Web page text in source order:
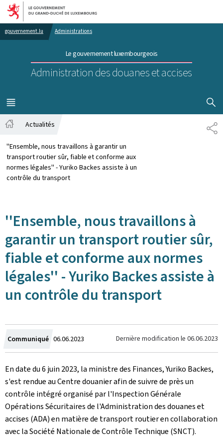
Aller au menu principal
Aller au contenu
gouvernement.lu Administrations
Le gouvernement luxembourgeois
Administration des douanes et accises
MENU
PRINCIPAL
Actualités
''Ensemble, nous travaillons à garantir un
transport routier sûr, fiable et conforme aux
normes légales'' - Yuriko Backes assiste à un
contrôle du transport
''Ensemble, nous travaillons à
garantir un transport routier sûr,
fiable et conforme aux normes
légales'' - Yuriko Backes assiste à
un contrôle du transport
Communiqué Crée
le
06.06.2023 Dernière modification le 06.06.2023
En date du 6 juin 2023, la ministre des Finances, Yuriko Backes,
s'est rendue au Centre douanier afin de suivre de près un
contrôle intégré organisé par l'Inspection Générale
Opérations Sécuritaires de l'Administration des douanes et
accises (ADA) en matière de transport routier en collaboration
avec la Société Nationale de Contrôle Technique (SNCT).